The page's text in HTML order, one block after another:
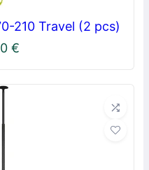
210 Travel (2 pcs)
€